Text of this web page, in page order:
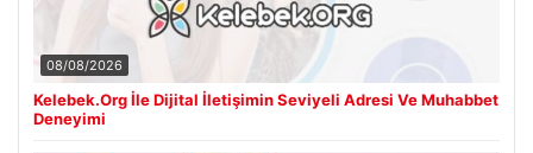
08/08/2026
Kelebek.Org İle Dijital İletişimin Seviyeli Adresi Ve Muhabbet
Deneyimi